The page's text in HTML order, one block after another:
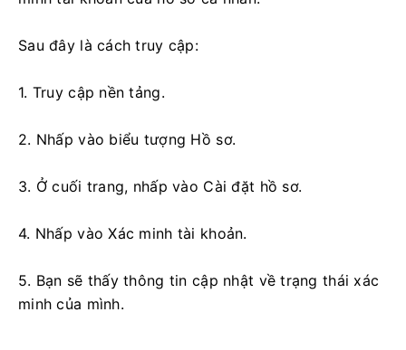
Sau đây là cách truy cập:
1. Truy cập nền tảng.
2. Nhấp vào biểu tượng Hồ sơ.
3. Ở cuối trang, nhấp vào Cài đặt hồ sơ.
4. Nhấp vào Xác minh tài khoản.
5. Bạn sẽ thấy thông tin cập nhật về trạng thái xác
minh của mình.